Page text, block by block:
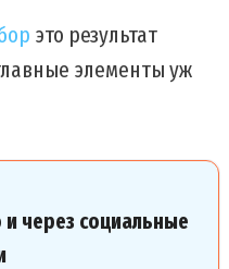
это результат
элементы уж
через социальные